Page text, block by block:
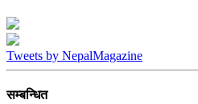
Tweets by NepalMagazine
सम्बन्धित